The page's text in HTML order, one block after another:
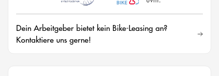
Dein Arbeitgeber bietet kein Bike-Leasing an?
Kontaktiere uns gerne!